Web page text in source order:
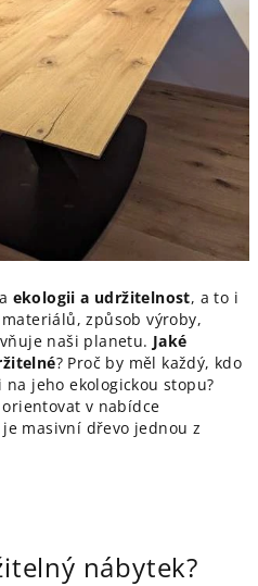
ekologii a udržitelnost, a to i
způsob výroby,
naši planetu. Jaké
? Proč by měl každý, kdo
jeho ekologickou stopu?
v nabídce
masivní dřevo jednou z
nábytek?